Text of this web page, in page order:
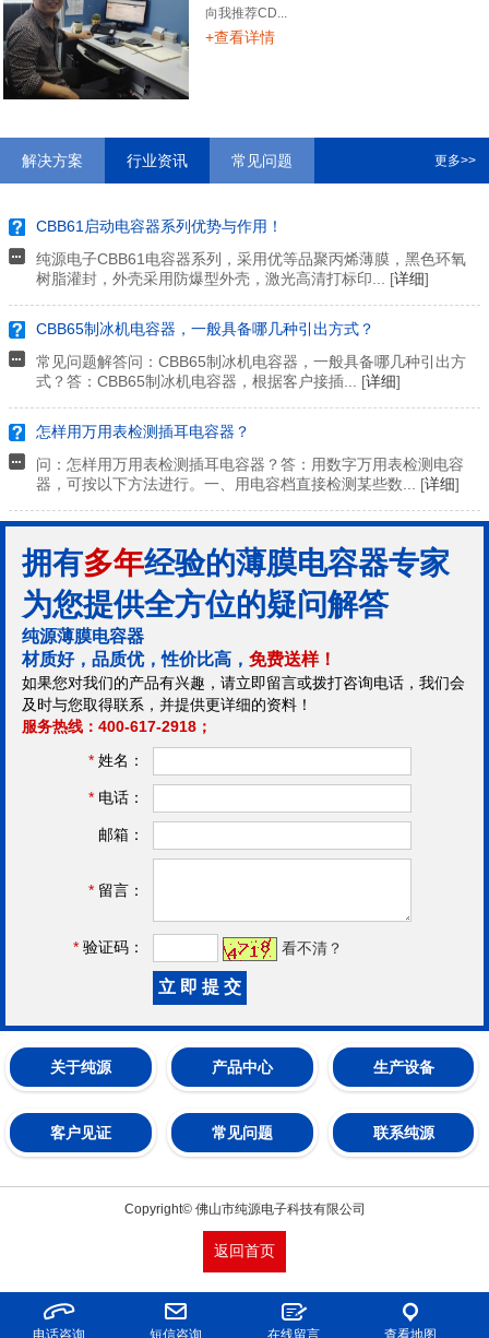
向我推荐CD...
+查看详情
解决方案 行业资讯 常见问题 更多>>
CBB61启动电容器系列优势与作用！
纯源电子CBB61电容器系列，采用优等品聚丙烯薄膜，黑色环氧
树脂灌封，外壳采用防爆型外壳，激光高清打标印... [详细]
CBB65制冰机电容器，一般具备哪几种引出方式？
常见问题解答问：CBB65制冰机电容器，一般具备哪几种引出方
式？答：CBB65制冰机电容器，根据客户接插... [详细]
怎样用万用表检测插耳电容器？
问：怎样用万用表检测插耳电容器？答：用数字万用表检测电容
器，可按以下方法进行。一、用电容档直接检测某些数... [详细]
拥有多年经验的薄膜电容器专家
为您提供全方位的疑问解答
纯源薄膜电容器
材质好，品质优，性价比高， 免费送样！
如果您对我们的产品有兴趣，请立即留言或拨打咨询电话，我们会
及时与您取得联系，并提供更详细的资料！
服务热线：400-617-2918；
* 姓名：
* 电话：
邮箱：
* 留言：
* 验证码： 看不清？
关于纯源 产品中心 生产设备
客户见证 常见问题 联系纯源
Copyright© 佛山市纯源电子科技有限公司
返回首页
电话咨询 短信咨询 在线留言 查看地图